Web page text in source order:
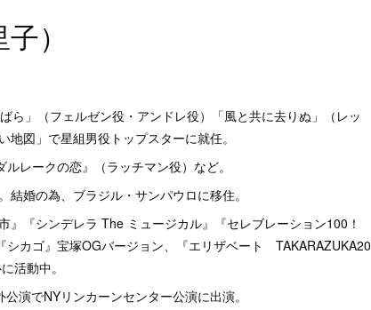
子）
ら」（フェルゼン役・アンドレ役）「風と共に去りぬ」（レッ
図」で星組男役トップスターに就任。
レークの恋』（ラッチマン役）など。
婚の為、ブラジル・サンパウロに移住。
『シンデレラ The ミュージカル』『セレブレーション100！
シカゴ』宝塚OGバージョン、『エリザベート TAKARAZUKA20
活動中。
演でNYリンカーンセンター公演に出演。